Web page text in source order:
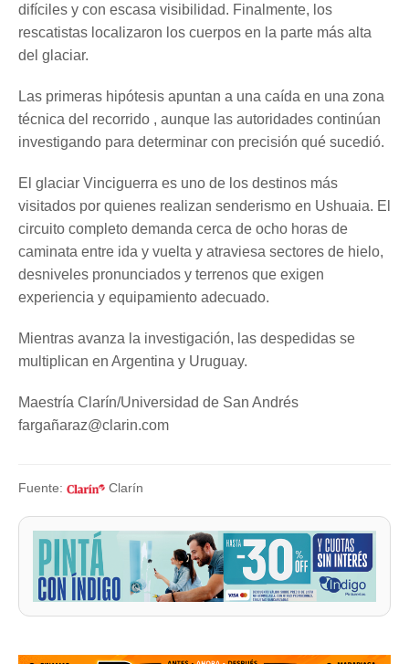
difíciles y con escasa visibilidad. Finalmente, los
rescatistas localizaron los cuerpos en la parte más alta
del glaciar.
Las primeras hipótesis apuntan a una caída en una zona
técnica del recorrido , aunque las autoridades continúan
investigando para determinar con precisión qué sucedió.
El glaciar Vinciguerra es uno de los destinos más
visitados por quienes realizan senderismo en Ushuaia. El
circuito completo demanda cerca de ocho horas de
caminata entre ida y vuelta y atraviesa sectores de hielo,
desniveles pronunciados y terrenos que exigen
experiencia y equipamiento adecuado.
Mientras avanza la investigación, las despedidas se
multiplican en Argentina y Uruguay.
Maestría Clarín/Universidad de San Andrés
fargañaraz@clarin.com
Fuente: Clarín